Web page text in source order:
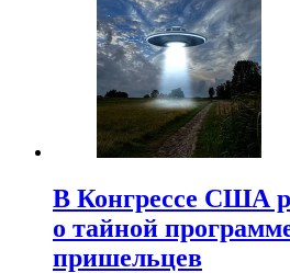
В Конгрессе США
о тайной
пришельцев